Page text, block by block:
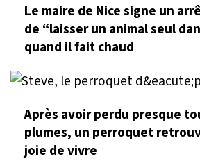
Le maire de Nice signe un
de “laisser un animal seul
quand il fait chaud
Après avoir perdu presque
plumes, un perroquet
joie de vivre